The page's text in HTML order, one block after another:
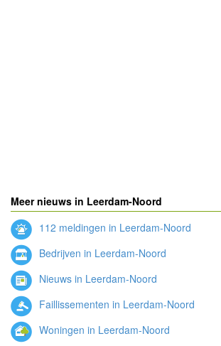
Meer nieuws in Leerdam-Noord
112 meldingen in Leerdam-Noord
Bedrijven in Leerdam-Noord
Nieuws in Leerdam-Noord
Faillissementen in Leerdam-Noord
Woningen in Leerdam-Noord